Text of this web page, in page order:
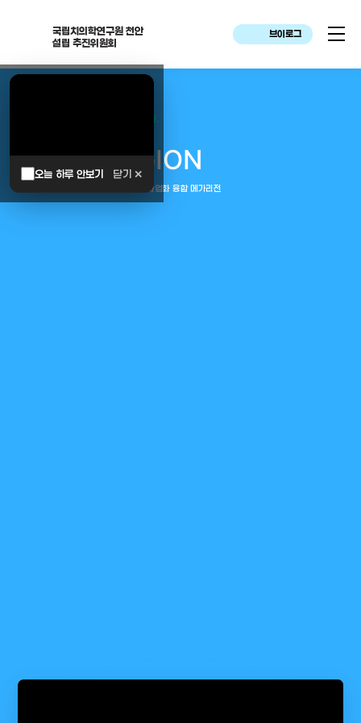
국립치의학연구원 천안
설립 추진위원회
브이로그
오늘 하루 안보기 닫기 ✕
대한민국은 두번이나 약속하였습니다.
MEGAREGION
중부권 전체를 잇는 연구–임상–평가–사업화 융합 메가리전